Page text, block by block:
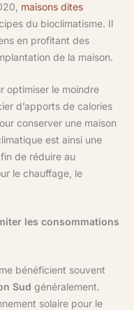
maisons dites
du bioclimatisme. Il
en profitant des
de la maison.
optimiser le moindre
d’apports de calories
conserver une maison
est ainsi une
de réduire au
le chauffage, le
les consommations
bénéficient souvent
Sud généralement.
solaire pour le